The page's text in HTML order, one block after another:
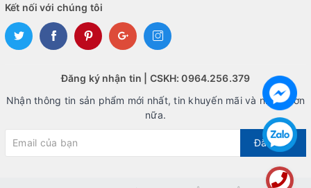
Kết nối với chúng tôi
Đăng ký nhận tin | CSKH: 0964.256.379
Nhận thông tin sản phẩm mới nhất, tin khuyến mãi và nhiều hơn
nữa.
Đăng ký